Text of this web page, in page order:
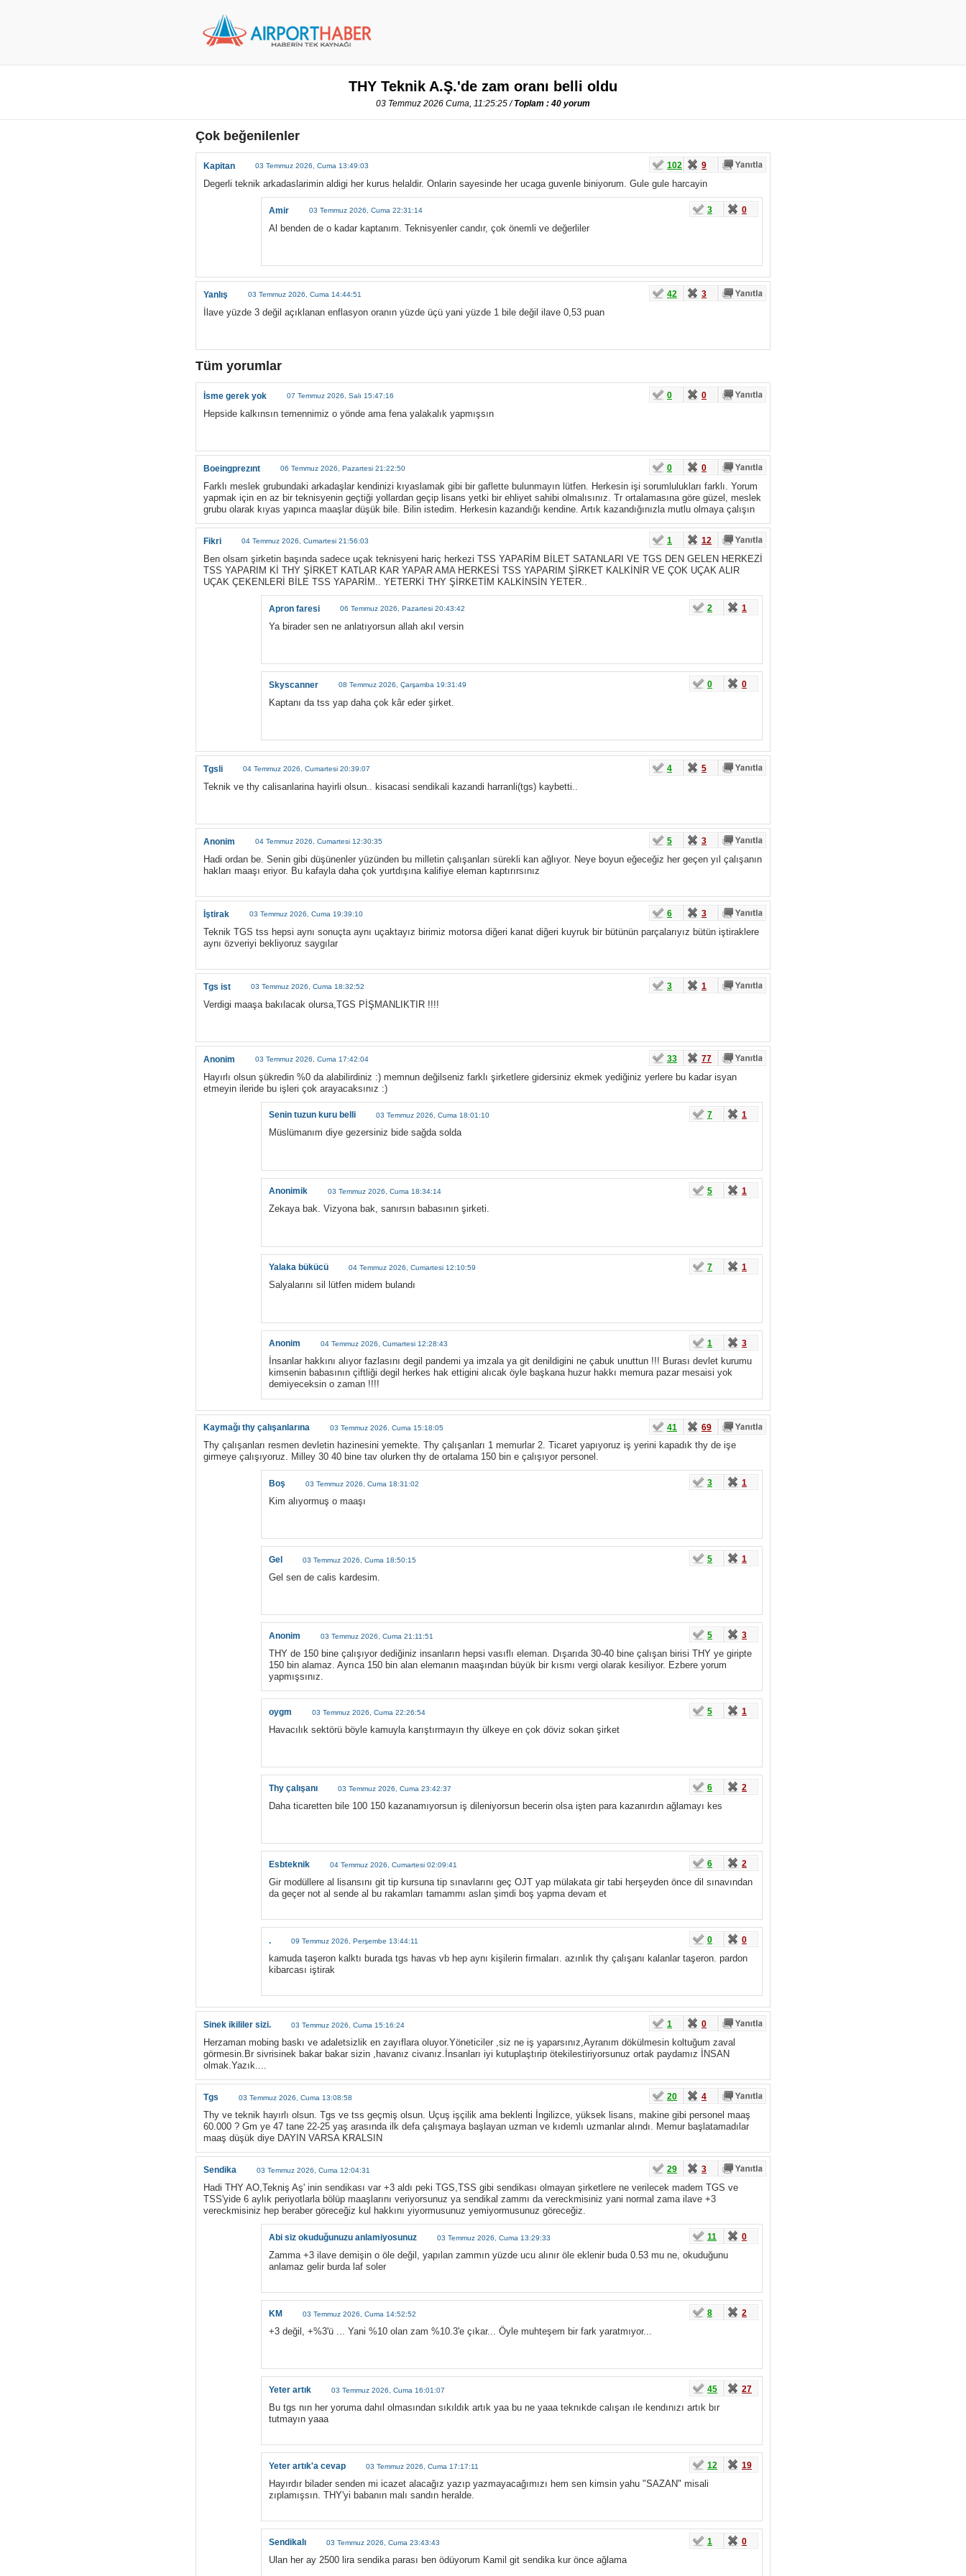
THY Teknik A.Ş.'de zam oranı belli oldu
03 Temmuz 2026 Cuma, 11:25:25 /Toplam : 40 yorum
Çok beğenilenler
Kapitan 03 Temmuz 2026, Cuma 13:49:03
Degerli teknik arkadaslarimin aldigi her kurus helaldir. Onlarin sayesinde her ucaga guvenle biniyorum. Gule gule harcayin
102 9
Amir 03 Temmuz 2026, Cuma 22:31:14
Al benden de o kadar kaptanım. Teknisyenler candır, çok önemli ve değerliler
3 0
Yanlış 03 Temmuz 2026, Cuma 14:44:51
İlave yüzde 3 değil açıklanan enflasyon oranın yüzde üçü yani yüzde 1 bile değil ilave 0,53 puan
42 3
Tüm yorumlar
İsme gerek yok 07 Temmuz 2026, Salı 15:47:16
Hepside kalkınsın temennimiz o yönde ama fena yalakalık yapmışsın
0 0
Boeingprezınt 06 Temmuz 2026, Pazartesi 21:22:50
Farklı meslek grubundaki arkadaşlar kendinizi kıyaslamak gibi bir gaflette bulunmayın lütfen. Herkesin işi sorumlulukları farklı. Yorum
yapmak için en az bir teknisyenin geçtiği yollardan geçip lisans yetki bir ehliyet sahibi olmalısınız. Tr ortalamasına göre güzel, meslek
grubu olarak kıyas yapınca maaşlar düşük bile. Bilin istedim. Herkesin kazandığı kendine. Artık kazandığınızla mutlu olmaya çalışın
0 0
Fikri 04 Temmuz 2026, Cumartesi 21:56:03
Ben olsam şirketin başında sadece uçak teknisyeni hariç herkezi TSS YAPARİM BİLET SATANLARI VE TGS DEN GELEN HERKEZİ
TSS YAPARIM Kİ THY ŞİRKET KATLAR KAR YAPAR AMA HERKESİ TSS YAPARIM ŞİRKET KALKİNİR VE ÇOK UÇAK ALIR
UÇAK ÇEKENLERİ BİLE TSS YAPARİM.. YETERKİ THY ŞİRKETİM KALKİNSİN YETER..
1 12
Apron faresi 06 Temmuz 2026, Pazartesi 20:43:42
Ya birader sen ne anlatıyorsun allah akıl versin
2 1
Skyscanner 08 Temmuz 2026, Çarşamba 19:31:49
Kaptanı da tss yap daha çok kâr eder şirket.
0 0
Tgsli 04 Temmuz 2026, Cumartesi 20:39:07
Teknik ve thy calisanlarina hayirli olsun.. kisacasi sendikali kazandi harranli(tgs) kaybetti..
4 5
Anonim 04 Temmuz 2026, Cumartesi 12:30:35
Hadi ordan be. Senin gibi düşünenler yüzünden bu milletin çalışanları sürekli kan ağlıyor. Neye boyun eğeceğiz her geçen yıl çalışanın
hakları maaşı eriyor. Bu kafayla daha çok yurtdışına kalifiye eleman kaptırırsınız
5 3
İştirak 03 Temmuz 2026, Cuma 19:39:10
Teknik TGS tss hepsi aynı sonuçta aynı uçaktayız birimiz motorsa diğeri kanat diğeri kuyruk bir bütünün parçalarıyız bütün iştiraklere
aynı özveriyi bekliyoruz saygılar
6 3
Tgs ist 03 Temmuz 2026, Cuma 18:32:52
Verdigi maaşa bakılacak olursa,TGS PİŞMANLIKTIR !!!!
3 1
Anonim 03 Temmuz 2026, Cuma 17:42:04
Hayırlı olsun şükredin %0 da alabilirdiniz :) memnun değilseniz farklı şirketlere gidersiniz ekmek yediğiniz yerlere bu kadar isyan
etmeyin ileride bu işleri çok arayacaksınız :)
33 77
Senin tuzun kuru belli 03 Temmuz 2026, Cuma 18:01:10
Müslümanım diye gezersiniz bide sağda solda
7 1
Anonimik 03 Temmuz 2026, Cuma 18:34:14
Zekaya bak. Vizyona bak, sanırsın babasının şirketi.
5 1
Yalaka bükücü 04 Temmuz 2026, Cumartesi 12:10:59
Salyalarını sil lütfen midem bulandı
7 1
Anonim 04 Temmuz 2026, Cumartesi 12:28:43
İnsanlar hakkını alıyor fazlasını degil pandemi ya imzala ya git denildigini ne çabuk unuttun !!! Burası devlet kurumu
kimsenin babasının çiftliği degil herkes hak ettigini alıcak öyle başkana huzur hakkı memura pazar mesaisi yok
demiyeceksin o zaman !!!!
1 3
Kaymağı thy çalışanlarına 03 Temmuz 2026, Cuma 15:18:05
Thy çalışanları resmen devletin hazinesini yemekte. Thy çalışanları 1 memurlar 2. Ticaret yapıyoruz iş yerini kapadık thy de işe
girmeye çalışıyoruz. Milley 30 40 bine tav olurken thy de ortalama 150 bin e çalışıyor personel.
41 69
Boş 03 Temmuz 2026, Cuma 18:31:02
Kim alıyormuş o maaşı
3 1
Gel 03 Temmuz 2026, Cuma 18:50:15
Gel sen de calis kardesim.
5 1
Anonim 03 Temmuz 2026, Cuma 21:11:51
THY de 150 bine çalışıyor dediğiniz insanların hepsi vasıflı eleman. Dışarıda 30-40 bine çalışan birisi THY ye giripte
150 bin alamaz. Ayrıca 150 bin alan elemanın maaşından büyük bir kısmı vergi olarak kesiliyor. Ezbere yorum
yapmışsınız.
5 3
oygm 03 Temmuz 2026, Cuma 22:26:54
Havacılık sektörü böyle kamuyla karıştırmayın thy ülkeye en çok döviz sokan şirket
5 1
Thy çalışanı 03 Temmuz 2026, Cuma 23:42:37
Daha ticaretten bile 100 150 kazanamıyorsun iş dileniyorsun becerin olsa işten para kazanırdın ağlamayı kes
6 2
Esbteknik 04 Temmuz 2026, Cumartesi 02:09:41
Gir modüllere al lisansını git tip kursuna tip sınavlarını geç OJT yap mülakata gir tabi herşeyden önce dil sınavından
da geçer not al sende al bu rakamları tamammı aslan şimdi boş yapma devam et
6 2
. 09 Temmuz 2026, Perşembe 13:44:11
kamuda taşeron kalktı burada tgs havas vb hep aynı kişilerin firmaları. azınlık thy çalışanı kalanlar taşeron. pardon
kibarcası iştirak
0 0
Sinek ikililer sizi. 03 Temmuz 2026, Cuma 15:16:24
Herzaman mobing baskı ve adaletsizlik en zayıflara oluyor.Yöneticiler ,siz ne iş yaparsınız,Ayranım dökülmesin koltuğum zaval
görmesin.Br sivrisinek bakar bakar sizin ,havanız civanız.İnsanları iyi kutuplaştırip ötekilestiriyorsunuz ortak paydamız İNSAN
olmak.Yazık....
1 0
Tgs 03 Temmuz 2026, Cuma 13:08:58
Thy ve teknik hayırlı olsun. Tgs ve tss geçmiş olsun. Uçuş işçilik ama beklenti İngilizce, yüksek lisans, makine gibi personel maaş
60.000 ? Gm ye 47 tane 22-25 yaş arasında ilk defa çalışmaya başlayan uzman ve kıdemlı uzmanlar alındı. Memur başlatamadılar
maaş düşük diye DAYIN VARSA KRALSIN
20 4
Sendika 03 Temmuz 2026, Cuma 12:04:31
Hadi THY AO,Tekniş Aş' inin sendikası var +3 aldı peki TGS,TSS gibi sendikası olmayan şirketlere ne verilecek madem TGS ve
TSS'yide 6 aylık periyotlarla bölüp maaşlarını veriyorsunuz ya sendikal zammı da vereckmisiniz yani normal zama ilave +3
vereckmisiniz hep beraber göreceğiz kul hakkını yiyormusunuz yemiyormusunuz göreceğiz.
29 3
Abi siz okuduğunuzu anlamiyosunuz 03 Temmuz 2026, Cuma 13:29:33
Zamma +3 ilave demişin o öle değil, yapılan zammın yüzde ucu alınır öle eklenir buda 0.53 mu ne, okuduğunu
anlamaz gelir burda laf soler
11 0
KM 03 Temmuz 2026, Cuma 14:52:52
+3 değil, +%3'ü ... Yani %10 olan zam %10.3'e çıkar... Öyle muhteşem bir fark yaratmıyor...
8 2
Yeter artık 03 Temmuz 2026, Cuma 16:01:07
Bu tgs nın her yoruma dahıl olmasından sıkıldık artık yaa bu ne yaaa teknıkde calışan ıle kendınızı artık bır
tutmayın yaaa
45 27
Yeter artık'a cevap 03 Temmuz 2026, Cuma 17:17:11
Hayırdır bilader senden mi icazet alacağız yazıp yazmayacağımızı hem sen kimsin yahu "SAZAN" misali
zıplamışsın. THY'yi babanın malı sandın heralde.
12 19
Sendikalı 03 Temmuz 2026, Cuma 23:43:43
Ulan her ay 2500 lira sendika parası ben ödüyorum Kamil git sendika kur önce ağlama
1 0